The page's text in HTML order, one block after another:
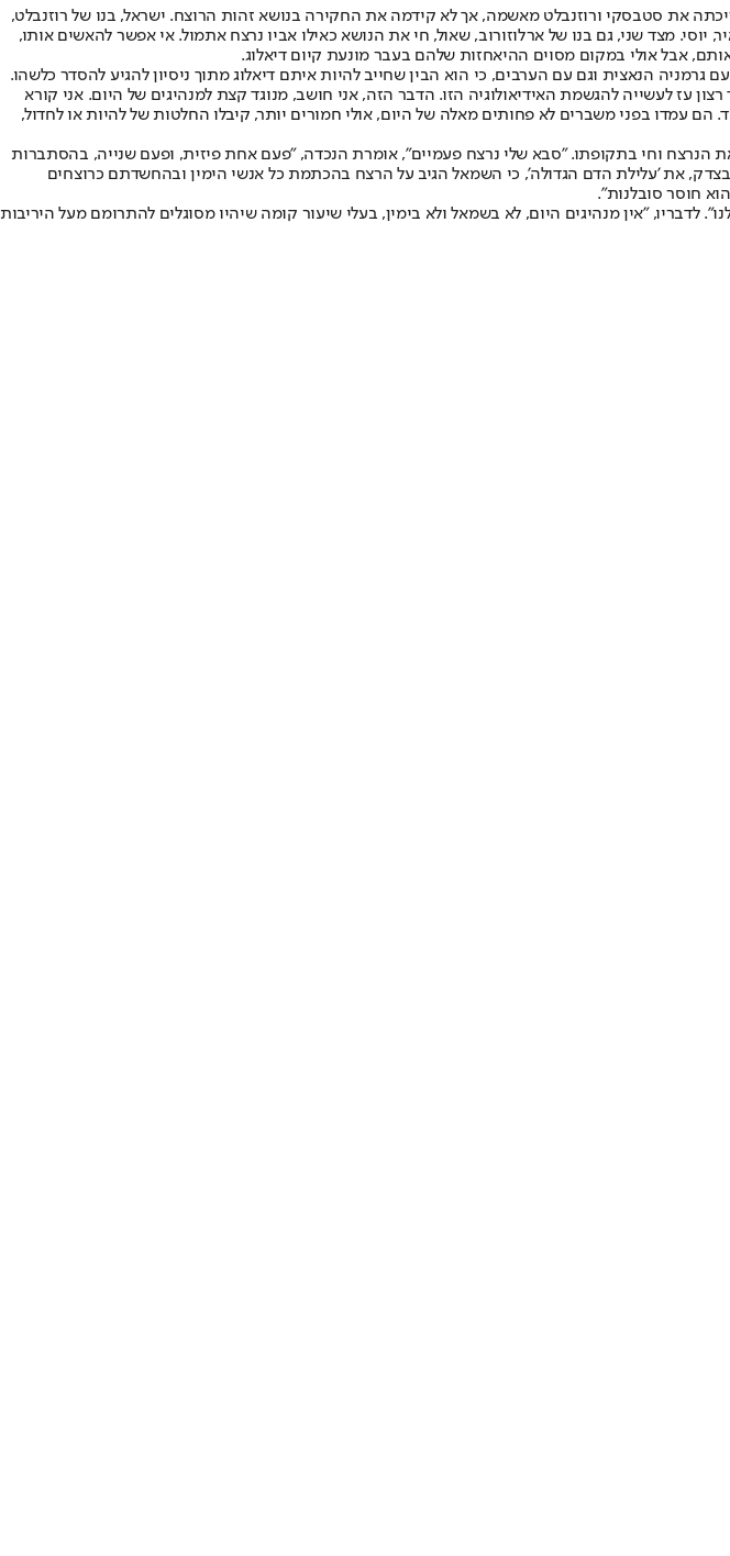
לשעבר דוד בכור, שזיכתה את סטבסקי ורוזנבלט מאשמה, אך לא קידמה את החקירה בנושא זהות הרוצח. ישראל, בנו של רוזנבלט,
מצד שני, גם בנו של ארלוזורוב, שאול, חי את הנושא כאילו אביו נרצח אתמול. אי אפשר להאשים אותו,
אבל אולי במקום מסוים ההיאחזות שלהם בעבר מונעת קיום דיאלוג.
הנאצית וגם עם הערבים, כי הוא הבין שחייב להיות איתם דיאלוג מתוך ניסיון להגיע להסדר כלשהו.
עז לעשייה להגשמת האידיאולוגיה הזו. הדבר הזה, אני חושב, מנוגד קצת למנהיגים של היום. אני קורא
עמדו בפני משברים לא פחותים מאלה של היום, אולי חמורים יותר, קיבלו החלטות של להיות או לחדול,
את הנרצח וחי בתקופתו. "סבא שלי נרצח פעמיים", אומרת הנכדה, "פעם אחת פיזית, ופעם שנייה, בהסתברות
את 'עלילת הדם הגדולה', כי השמאל הגיב על הרצח בהכתמת כל אנשי הימין ובהחשדתם כרוצחים
חוסר סובלנות".
"אין מנהיגים היום, לא בשמאל ולא בימין, בעלי שיעור קומה שיהיו מסוגלים להתרומם מעל היריבות